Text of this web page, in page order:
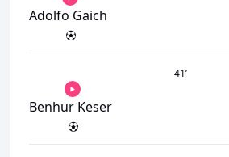
Adolfo Gaich
41’
Benhur Keser